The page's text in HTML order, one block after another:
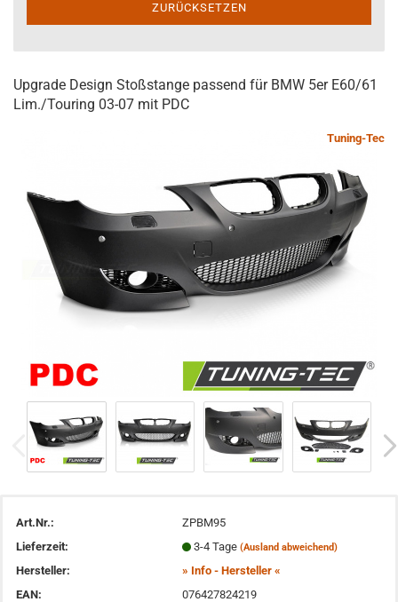
ZURÜCKSETZEN
Upgrade Design Stoßstange passend für BMW 5er E60/61
Lim./Touring 03-07 mit PDC
Tuning-Tec
Art.Nr.:
ZPBM95
Lieferzeit:
3-4 Tage (Ausland abweichend)
Hersteller:
» Info - Hersteller «
EAN:
076427824219